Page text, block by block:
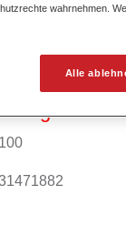
wahrnehmen.
Alle